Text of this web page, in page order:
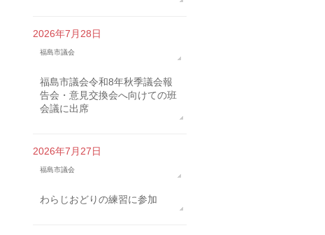
2026年7月28日
福島市議会
福島市議会令和8年秋季議会報
告会・意見交換会へ向けての班
会議に出席
2026年7月27日
福島市議会
わらじおどりの練習に参加